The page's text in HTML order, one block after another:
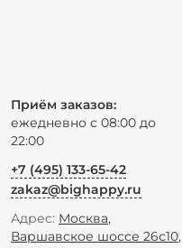
Приём заказов:
ежедневно с 08:00 до
22:00
+7 (495) 133-65-42
zakaz@bighappy.ru
Адрес: Москва,
Варшавское шоссе 26с10,